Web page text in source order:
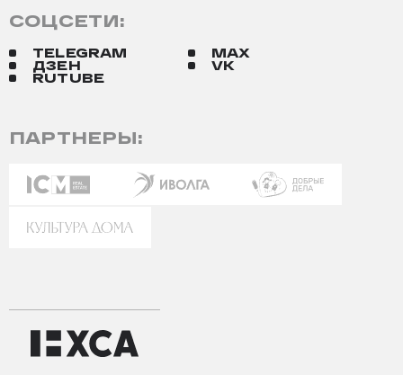
ПАРТНЕРЫ:
СОЦСЕТИ:
TELEGRAM
MAX
ДЗЕН
VK
RUTUBE